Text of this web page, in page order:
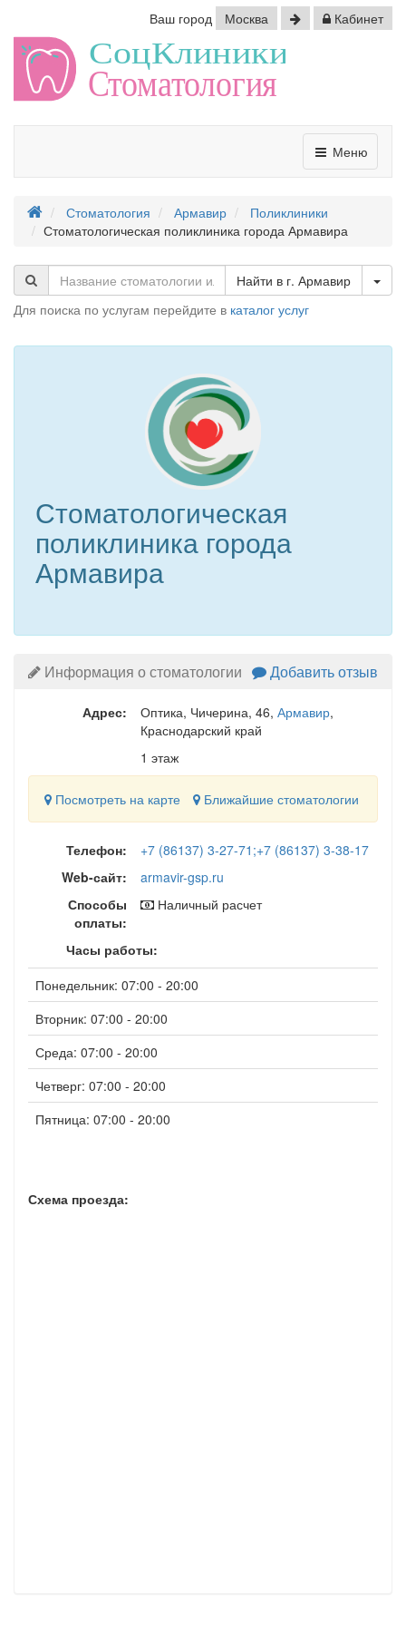
Ваш город Москва Кабинет
Меню
Стоматология Армавир
Поликлиники
Стоматологическая поликлиника города Армавира
Найти в г. Армавир
Для поиска по услугам перейдите в каталог услуг
Стоматологическая
поликлиника города
Армавира
Информация о стоматологии Добавить отзыв
Адрес: Оптика, Чичерина, 46, Армавир,
Краснодарский край
1 этаж
Посмотреть на карте Ближайшие стоматологии
Телефон:
+7 (86137) 3-27-71;+7 (86137) 3-38-17
Web-сайт:
armavir-gsp.ru
Способы
оплаты:
Наличный расчет
Часы работы:
Понедельник: 07:00 - 20:00
Вторник: 07:00 - 20:00
Среда: 07:00 - 20:00
Четверг: 07:00 - 20:00
Пятница: 07:00 - 20:00
Схема проезда: